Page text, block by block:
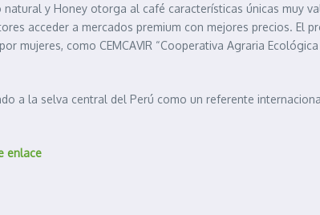
y Honey otorga al café características únicas muy
acceder a mercados premium con mejores precios. El
como CEMCAVIR “Cooperativa Agraria
a la selva central del Perú como un referente
enlace